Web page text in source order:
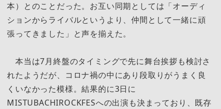
本）とのことだった。お互い同期としては「オーディ
ションからライバルというより、仲間として一緒に頑
張ってきました」と声を揃えた。
本当は7月終盤のタイミングで先に舞台挨拶も検討さ
れたようだが、コロナ禍の中にあり段取りがうまく良
くいなかった模様。結果的に3日に
MISTUBACHIROCKFESへの出演も決まっており、既存